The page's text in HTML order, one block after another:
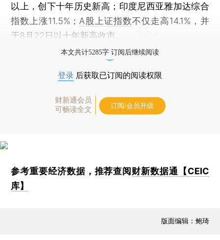
以上，创下十年历史新高；印度尼西亚雅加达综合
指数上涨11.5%； A股 上证指数不仅走高14.1%，并
于8月22日以十年新高收市。
本文共计5285字 订阅后继续阅读
登录 后获取已订阅的阅读权限
财新通会员
可畅读全文
订阅/会员升级
参考重要经济数据，推荐查阅财新数据通【CEIC
库】
版面编辑：鲍琦